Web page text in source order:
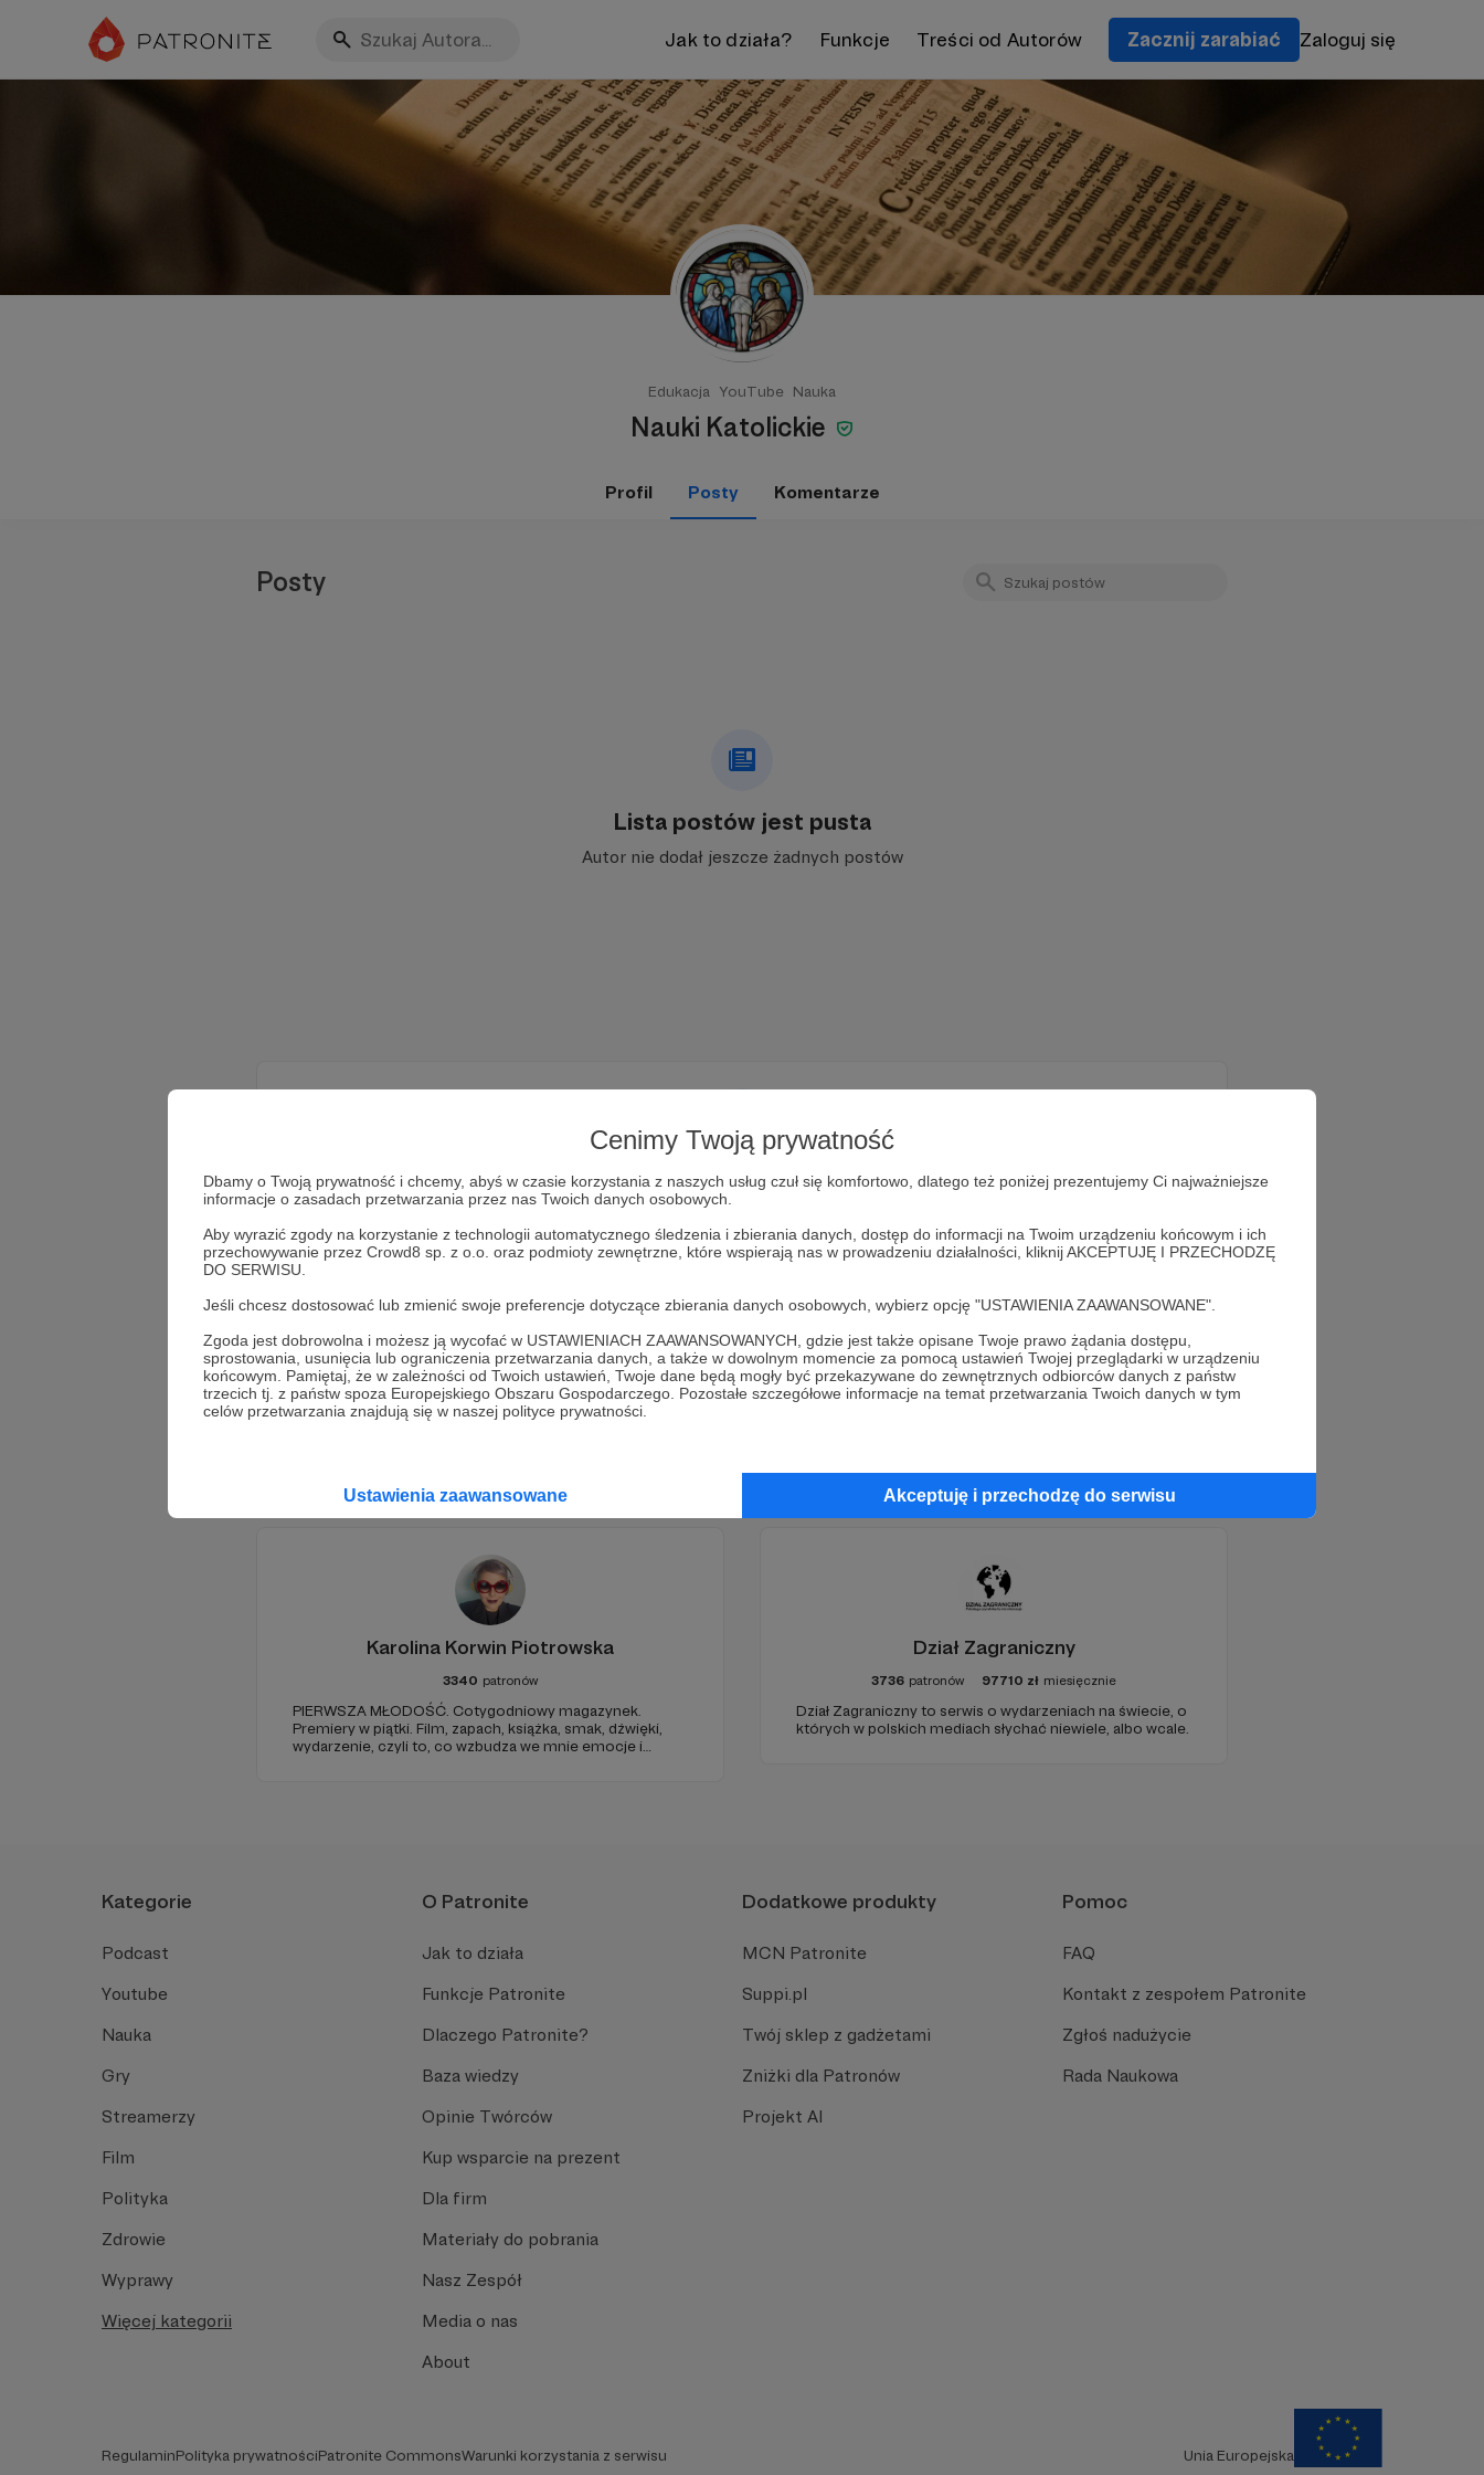
Cenimy Twoją prywatność
Dbamy o Twoją prywatność i chcemy, abyś w czasie korzystania z naszych usług czuł się komfortowo, dlatego też poniżej prezentujemy Ci najważniejsze
informacje o zasadach przetwarzania przez nas Twoich danych osobowych.
Aby wyrazić zgody na korzystanie z technologii automatycznego śledzenia i zbierania danych, dostęp do informacji na Twoim urządzeniu końcowym i ich
przechowywanie przez Crowd8 sp. z o.o. oraz podmioty zewnętrzne, które wspierają nas w prowadzeniu działalności, kliknij AKCEPTUJĘ I PRZECHODZĘ
DO SERWISU.
Jeśli chcesz dostosować lub zmienić swoje preferencje dotyczące zbierania danych osobowych, wybierz opcję "USTAWIENIA ZAAWANSOWANE".
Zgoda jest dobrowolna i możesz ją wycofać w USTAWIENIACH ZAAWANSOWANYCH, gdzie jest także opisane Twoje prawo żądania dostępu,
sprostowania, usunięcia lub ograniczenia przetwarzania danych, a także w dowolnym momencie za pomocą ustawień Twojej przeglądarki w urządzeniu
końcowym. Pamiętaj, że w zależności od Twoich ustawień, Twoje dane będą mogły być przekazywane do zewnętrznych odbiorców danych z państw
trzecich tj. z państw spoza Europejskiego Obszaru Gospodarczego. Pozostałe szczegółowe informacje na temat przetwarzania Twoich danych w tym
celów przetwarzania znajdują się w naszej polityce prywatności.
Ustawienia zaawansowane Akceptuję i przechodzę do serwisu
Jak to działa? Funkcje Treści od Autorów Zacznij zarabiać Zaloguj się
Edukacja YouTube Nauka
Nauki Katolickie
Profil Posty Komentarze
Posty
Lista postów jest pusta
Autor nie dodał jeszcze żadnych postów
Dołącz do grona Patronów!
Wesprzyj działalność AutoraNauki Katolickiejuż teraz!
Zostań Patronem
Karolina Korwin Piotrowska
3340 patronów
PIERWSZA MŁODOŚĆ. Cotygodniowy magazynek.
Premiery w piątki. Film, zapach, książka, smak, dźwięki,
wydarzenie, czyli to, co wzbudza we mnie emocje i
Dział Zagraniczny
3736 patronów 97710 zł miesięcznie
Dział Zagraniczny to serwis o wydarzeniach na świecie, o
których w polskich mediach słychać niewiele, albo wcale.
Kategorie
Podcast
Youtube
Nauka
Gry
Streamerzy
Film
Polityka
Zdrowie
Wyprawy
Więcej kategorii
O Patronite
Jak to działa
Funkcje Patronite
Dlaczego Patronite?
Baza wiedzy
Opinie Twórców
Kup wsparcie na prezent
Dla firm
Materiały do pobrania
Nasz Zespół
Media o nas
About
Dodatkowe produkty
MCN Patronite
Suppi.pl
Twój sklep z gadżetami
Zniżki dla Patronów
Projekt AI
Pomoc
FAQ
Kontakt z zespołem Patronite
Zgłoś nadużycie
Rada Naukowa
RegulaminPolityka prywatnościPatronite CommonsWarunki korzystania z serwisu Unia Europejska